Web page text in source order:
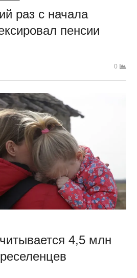
раз с начала
пенсии
0
4,5 млн